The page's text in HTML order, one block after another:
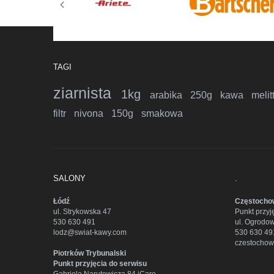
TAGI
ziarnista 1kg arabika 250g kawa
filtr nivona 150g smakowa
SALONY
Łódź
ul. Strykowska 47
530 630 491
lodz@swiat-kawy.com
Piotrków Trybunalski
Punkt przyjęcia do serwisu
.
Punkt
ul.
530 630